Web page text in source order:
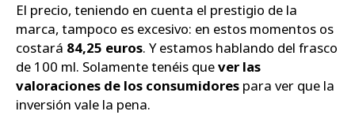
El precio, teniendo en cuenta el prestigio de la
marca, tampoco es excesivo: en estos momentos os
costará 84,25 euros. Y estamos hablando del frasco
de 100 ml. Solamente tenéis quever las
valoraciones de los consumidores para ver que la
inversión vale la pena.